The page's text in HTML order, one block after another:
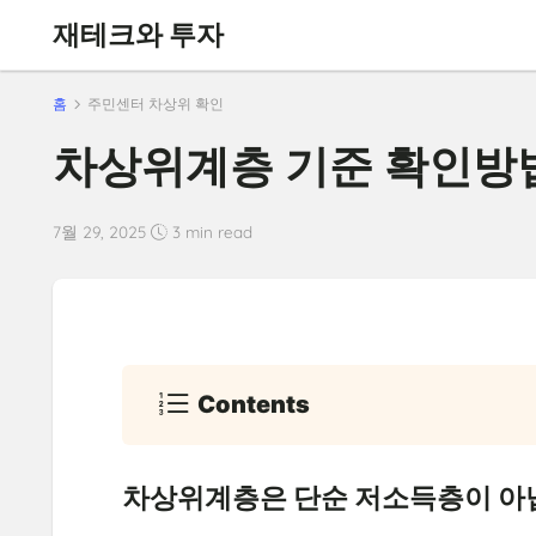
재테크와 투자
홈 주민센터 차상위 확인
차상위계층 기준 확인방
7월 29, 2025 3 min read
Contents
차상위계층은 단순 저소득층이 아